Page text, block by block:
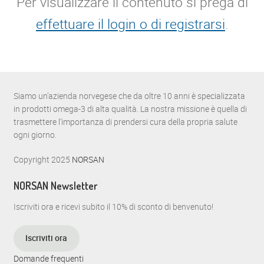
effettuare il login o di registrarsi.
Siamo un’azienda norvegese che da oltre 10 anni è specializzata
in prodotti omega-3 di alta qualità. La nostra missione è quella di
trasmettere l’importanza di prendersi cura della propria salute
ogni giorno.
Copyright 2025 NORSAN
NORSAN Newsletter
Iscriviti ora e ricevi subito il 10% di sconto di benvenuto!
Iscriviti ora
Domande frequenti